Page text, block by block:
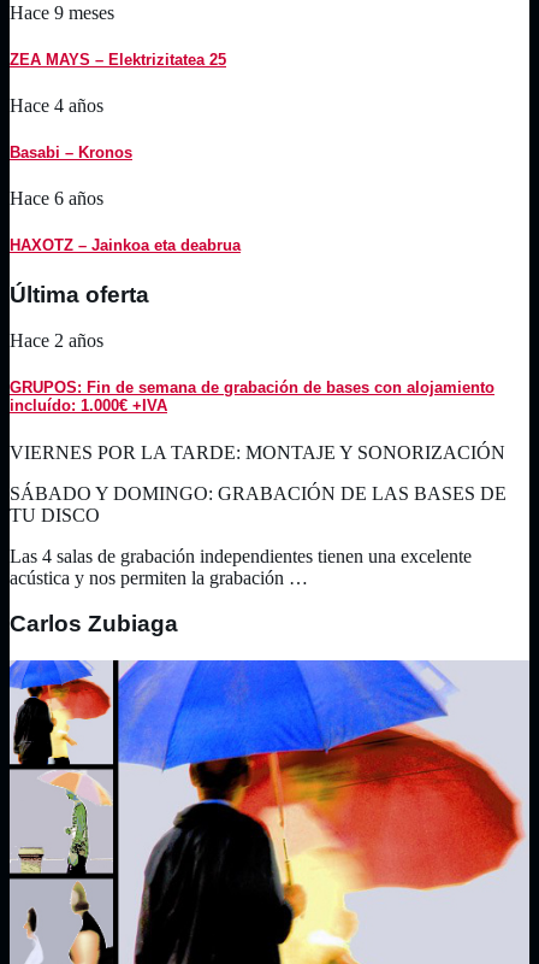
Hace 9 meses
ZEA MAYS – Elektrizitatea 25
Hace 4 años
Basabi – Kronos
Hace 6 años
HAXOTZ – Jainkoa eta deabrua
Última oferta
Hace 2 años
GRUPOS: Fin de semana de grabación de bases con alojamiento
incluído: 1.000€ +IVA
VIERNES POR LA TARDE: MONTAJE Y SONORIZACIÓN
SÁBADO Y DOMINGO: GRABACIÓN DE LAS BASES DE
TU DISCO
Las 4 salas de grabación independientes tienen una excelente
acústica y nos permiten la grabación …
Carlos Zubiaga